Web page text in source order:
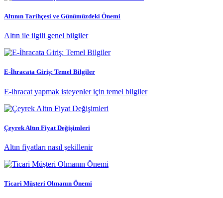
Altının Tarihçesi ve Günümüzdeki Önemi
Altın ile ilgili genel bilgiler
E-İhracata Giriş: Temel Bilgiler
E-ihracat yapmak isteyenler için temel bilgiler
Çeyrek Altın Fiyat Değişimleri
Altın fiyatları nasıl şekillenir
Ticari Müşteri Olmanın Önemi